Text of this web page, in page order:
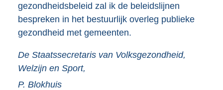
gezondheidsbeleid zal ik de beleidslijnen
bespreken in het bestuurlijk overleg publieke
gezondheid met gemeenten.
De Staatssecretaris van Volksgezondheid,
Welzijn en Sport,
P. Blokhuis